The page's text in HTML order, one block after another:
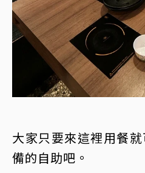
大家只要來這裡用餐
備的自助吧。